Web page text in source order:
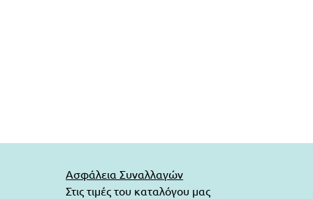
Ασφάλεια Συναλλαγών
Στις τιμές του καταλόγου μας